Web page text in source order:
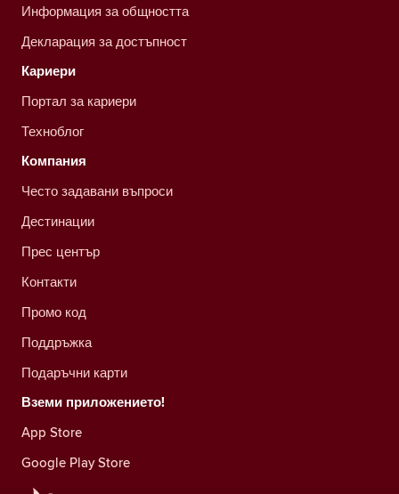
Информация за общността
Декларация за достъпност
Кариери
Портал за кариери
Техноблог
Компания
Често задавани въпроси
Дестинации
Прес център
Контакти
Промо код
Поддръжка
Подаръчни карти
Вземи приложението!
App Store
Google Play Store